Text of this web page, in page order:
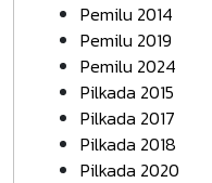
Pemilu 2014
Pemilu 2019
Pemilu 2024
Pilkada 2015
Pilkada 2017
Pilkada 2018
Pilkada 2020